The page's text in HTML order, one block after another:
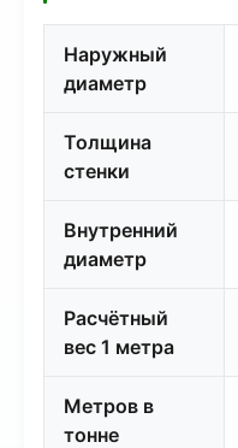
Наружный
диаметр
Толщина
стенки
Внутренний
диаметр
Расчётный
вес 1 метра
Метров в
тонне